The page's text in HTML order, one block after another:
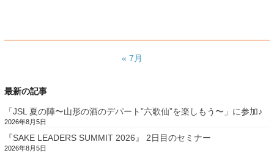
« 7月
最新の記事
「JSL 夏の陣〜山形の酒のデパート”六歌仙”を楽しもう〜」に参加♪
2026年8月5日
『SAKE LEADERS SUMMIT 2026』 2日目のセミナー
2026年8月5日